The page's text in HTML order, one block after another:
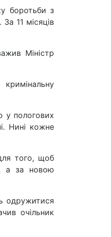
боротьби з
11 місяців
Міністр
у пологових
Нині кожне
того, щоб
а за новою
одружитися
очільник